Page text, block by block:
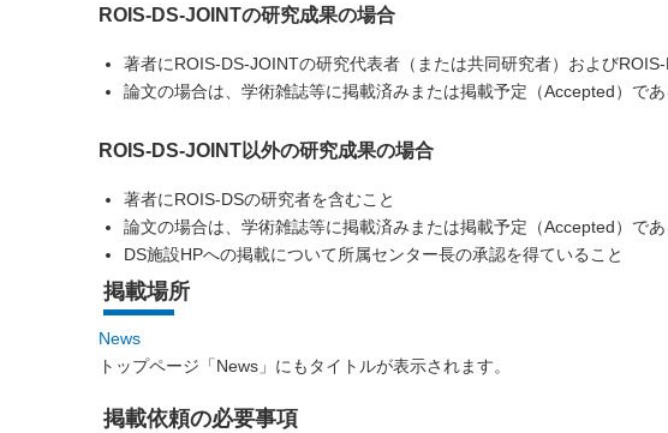
ROIS-DS-JOINTの研究成果の場合
著者にROIS-DS-JOINTの研究代表者（または共同研究者）および
論文の場合は、学術雑誌等に掲載済みまたは掲載予定（Accepted）であ
ROIS-DS-JOINT以外の研究成果の場合
著者にROIS-DSの研究者を含むこと
論文の場合は、学術雑誌等に掲載済みまたは掲載予定（Accepted）であ
DS施設HPへの掲載について所属センター長の承認を得ていること
掲載場所
News
トップページ「News」にもタイトルが表示されます。
掲載依頼の必要事項